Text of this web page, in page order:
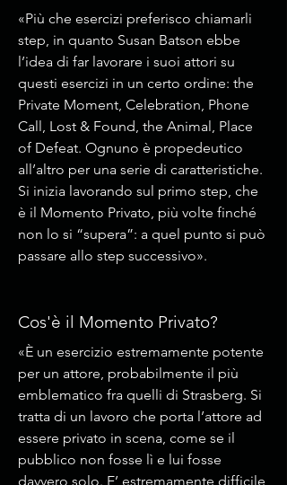
«Più che esercizi preferisco chiamarli
step, in quanto Susan Batson ebbe
l’idea di far lavorare i suoi attori su
questi esercizi in un certo ordine: the
Private Moment, Celebration, Phone
Call, Lost & Found, the Animal, Place
of Defeat. Ognuno è propedeutico
all’altro per una serie di caratteristiche.
Si inizia lavorando sul primo step, che
è il Momento Privato, più volte finché
non lo si “supera”: a quel punto si può
passare allo step successivo».
Cos'è il Momento Privato?
«È un esercizio estremamente potente
per un attore, probabilmente il più
emblematico fra quelli di Strasberg. Si
tratta di un lavoro che porta l’attore ad
essere privato in scena, come se il
pubblico non fosse lì e lui fosse
davvero solo. E’ estremamente difficile,